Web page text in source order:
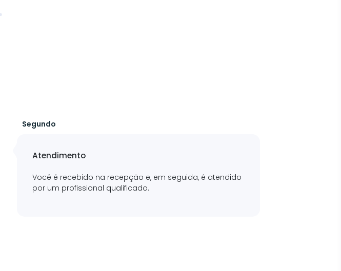
Segundo
Atendimento
Você é recebido na recepção e, em seguida, é atendido
por um profissional qualificado.